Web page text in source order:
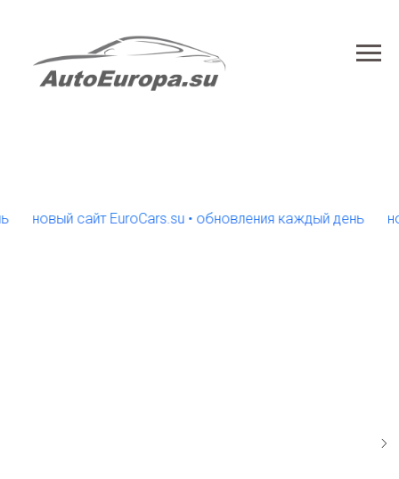
сайт EuroCars.su • обновления каждый день новый